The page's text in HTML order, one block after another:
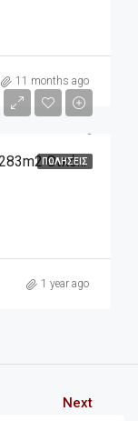
11 months ago
ΠΩΛΉΣΕΙΣ
Ν. Ιωνία Πωλείται Οικία 94m2 Σε 283m2 Οικόπεδο
1 year ago
Next